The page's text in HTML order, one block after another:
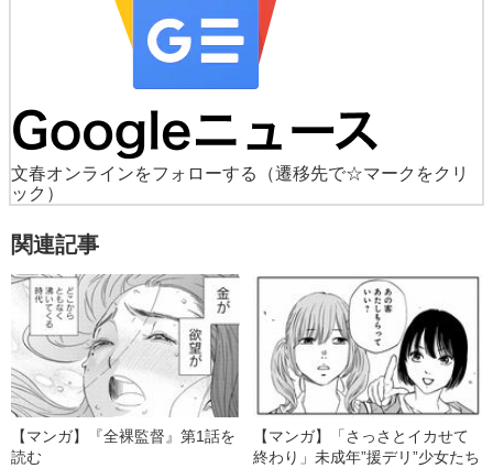
文春オンラインをフォローする
（遷移先で☆マークをクリ
ック）
関連記事
【マンガ】『全裸監督』第1話を
読む
【マンガ】「さっさとイカせて
終わり」未成年”援デリ”少女たち